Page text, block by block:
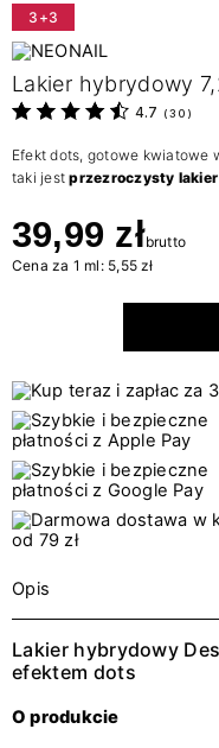
3+3
Lakier hybrydowy
4.7 ( 30 )
Efekt dots, gotowe kwiatowe
taki jestprzezroczysty
39,99 złbrutto
Cena za 1 ml: 5,55 zł
Opis
Lakier hybrydowy
efektem dots
O produkcie